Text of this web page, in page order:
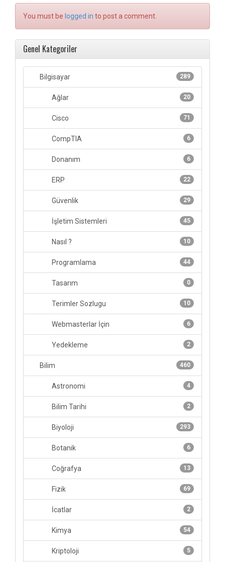
You must be logged in to post a comment.
Genel Kategoriler
289
Bilgisayar
20
Ağlar
71
Cisco
6
CompTIA
6
Donanım
22
ERP
29
Güvenlik
45
İşletim Sistemleri
10
Nasıl ?
44
Programlama
0
Tasarım
10
Terimler Sozlugu
6
Webmasterlar İçin
2
Yedekleme
460
Bilim
4
Astronomi
2
Bilim Tarihi
293
Biyoloji
6
Botanik
13
Coğrafya
69
Fizik
2
İcatlar
54
Kimya
5
Kriptoloji